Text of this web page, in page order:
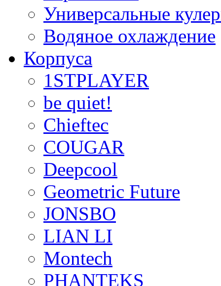
Универсальные
Водяное охлаждение
Корпуса
1STPLAYER
be quiet!
Chieftec
COUGAR
Deepcool
Geometric Future
JONSBO
LIAN LI
Montech
PHANTEKS